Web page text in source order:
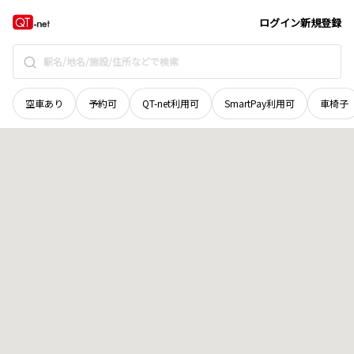
ログイン新規登録
空車あり 予約可 QT-net利用可 SmartPay利用可 車椅子
広島県